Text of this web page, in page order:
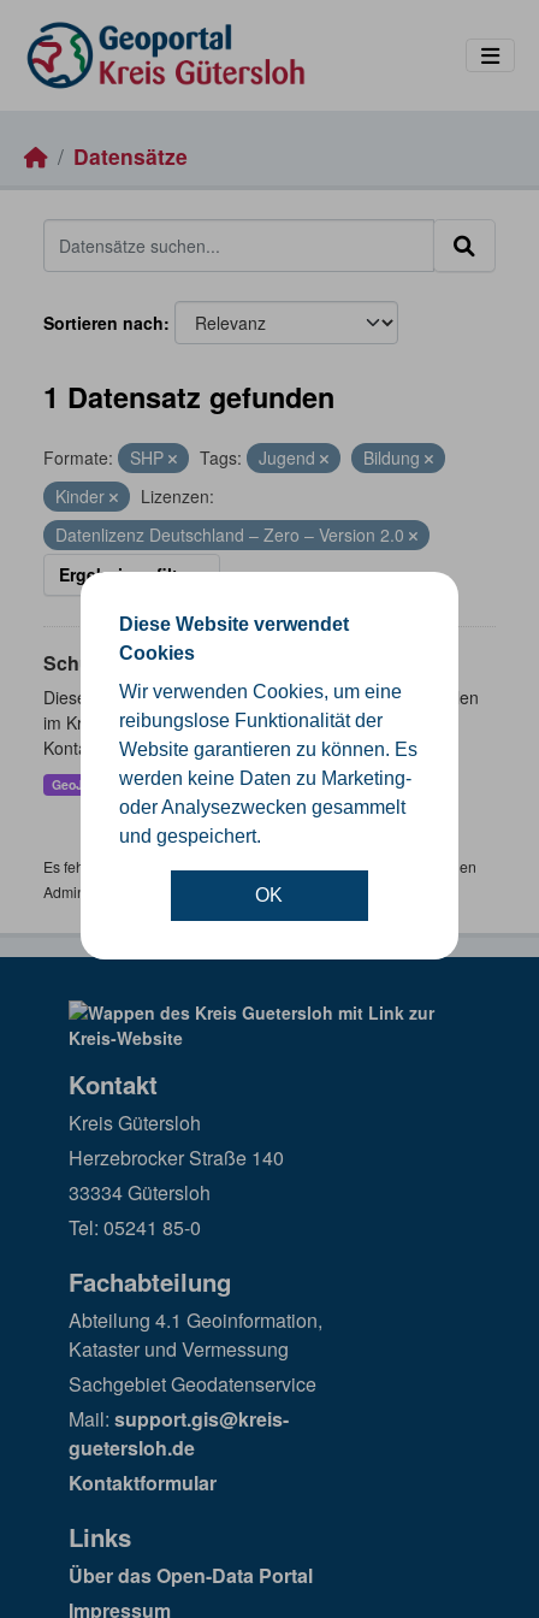
Diese Website verwendet
Cookies
Wir verwenden Cookies, um eine
reibungslose Funktionalität der
Website garantieren zu können. Es
werden keine Daten zu Marketing-
oder Analysezwecken gesammelt
und gespeichert.
OK
Datensätze
Sortieren nach
1 Datensatz gefunden
Formate: SHP Tags: Jugend
Bildung
Kinder
Lizenzen:
Datenlizenz Deutschland – Zero – Version 2.0
Ergebnisse filtern
Schulen
Dieser Datensatz beinhaltet eine Darstellung der Schulen
im Kreis Gütersloh mit Angaben zu Schulform,
Kontaktmöglichkeiten, Pausenzeiten und Schulträger.
GeoJSON SHP
Es fehlen spezifische Datensätze? Wenden Sie sich bitte an einen
Administrator unter:
support.gis@kreis-guetersloh.de
Kontakt
Kreis Gütersloh
Herzebrocker Straße 140
33334 Gütersloh
Tel: 05241 85-0
Fachabteilung
Abteilung 4.1 Geoinformation,
Kataster und Vermessung
Sachgebiet Geodatenservice
Mail: support.gis@kreis-
guetersloh.de
Kontaktformular
Links
Über das Open-Data Portal
Impressum